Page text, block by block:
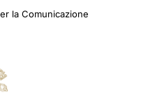
la Comunicazione